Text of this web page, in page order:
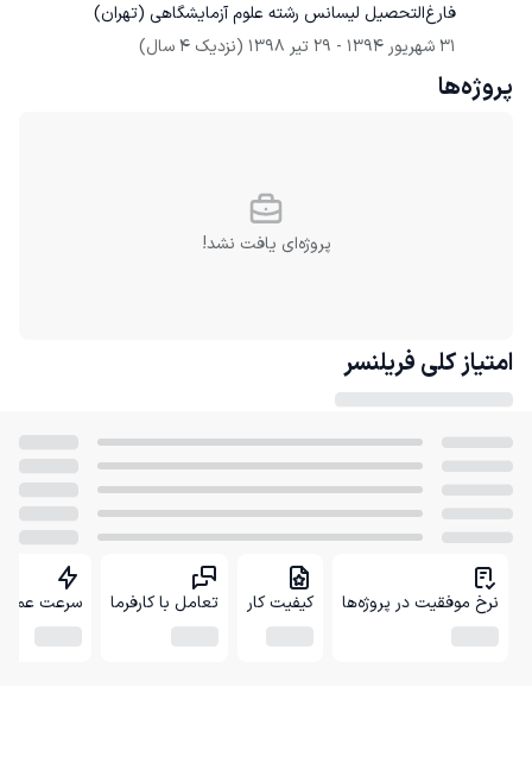
فارغ‌التحصیل لیسانس رشته علوم آزمایشگاهی (تهران)
31 شهریور 1394
- 29 تیر 1398 (نزدیک 4 سال)
پروژه‌ها
پروژه‌ای یافت نشد!
امتیاز کلی فریلنسر
نرخ موفقیت در پروژه‌ها کیفیت کار تعامل با کارفرما سرعت عمل